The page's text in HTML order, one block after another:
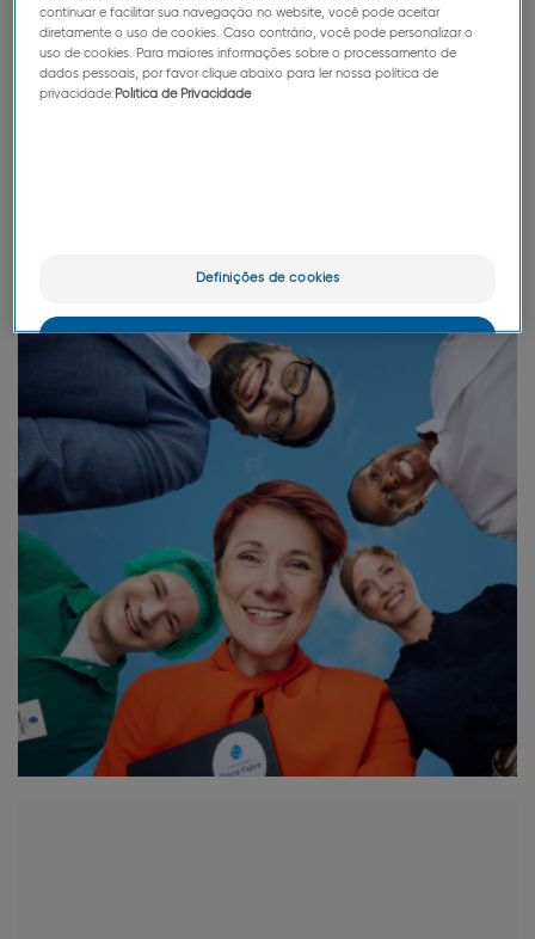
Porque também é movido por uma
vocação: cuidar!
continuar e facilitar sua navegação no website, você pode aceitar
diretamente o uso de cookies. Caso contrário, você pode personalizar o
uso de cookies. Para maiores informações sobre o processamento de
dados pessoais, por favor clique abaixo para ler nossa política de
privacidade: Política de Privacidade
Definições de cookies
Somente o essencial
OK